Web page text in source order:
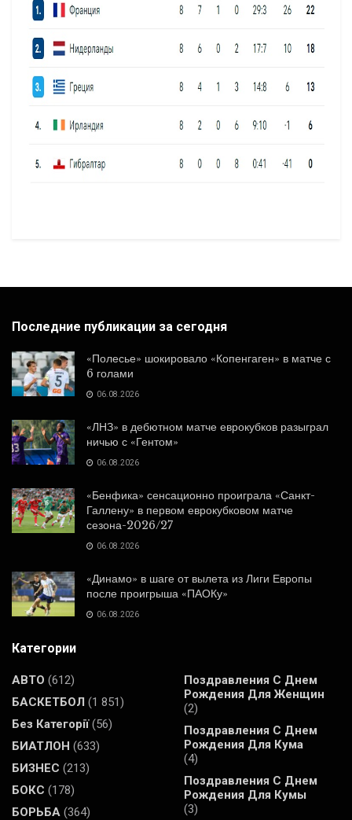
Последние публикации за сегодня
«Полесье» шокировало «Копенгаген» в матче с
6 голами
06.08.2026
«ЛНЗ» в дебютном матче еврокубков разыграл
ничью с «Гентом»
06.08.2026
«Бенфика» сенсационно проиграла «Санкт-
Галлену» в первом еврокубковом матче
сезона-2026/27
06.08.2026
«Динамо» в шаге от вылета из Лиги Европы
после проигрыша «ПАОКу»
06.08.2026
Категории
АВТО (612)
БАСКЕТБОЛ (1 851)
Без Категорії(56)
БИАТЛОН (633)
БИЗНЕС (213)
БОКС (178)
БОРЬБА (364)
Поздравления С Днем
Рождения Для Женщин
(2)
Поздравления С Днем
Рождения Для Кума
(4)
Поздравления С Днем
Рождения Для Кумы
(3)